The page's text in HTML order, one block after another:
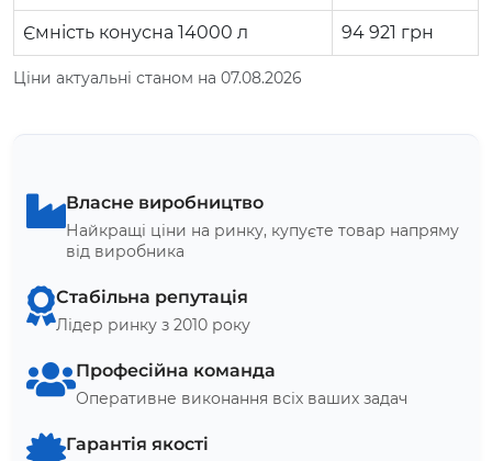
Ємність конусна 14000 л 94 921 грн
Ціни актуальні станом на 07.08.2026
Власне виробництво
Найкращі ціни на ринку, купуєте товар напряму
від виробника
Стабільна репутація
Лідер ринку з 2010 року
Професійна команда
Оперативне виконання всіх ваших задач
Гарантія якості